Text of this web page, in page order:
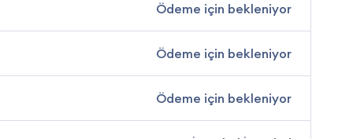
Ödeme için bekleniyor
Ödeme için bekleniyor
Ödeme için bekleniyor